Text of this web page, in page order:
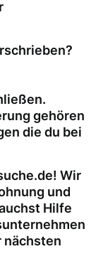
gehören
die du bei
Wir
und
Hilfe
nächsten